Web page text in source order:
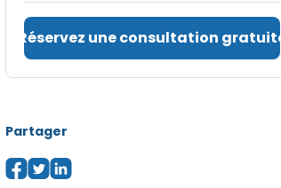
Réservez une consultation gratuite
Partager